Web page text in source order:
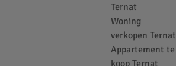
Ternat
Woning
verkopen Ternat
Appartement te